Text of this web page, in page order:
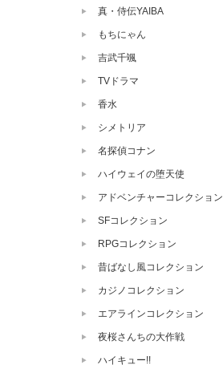
真・侍伝YAIBA
もちにゃん
吉武千颯
TVドラマ
香水
シメトリア
名探偵コナン
ハイウェイの堕天使
アドベンチャーコレクション
SFコレクション
RPGコレクション
昔ばなし風コレクション
カジノコレクション
エアラインコレクション
夜桜さんちの大作戦
ハイキュー!!